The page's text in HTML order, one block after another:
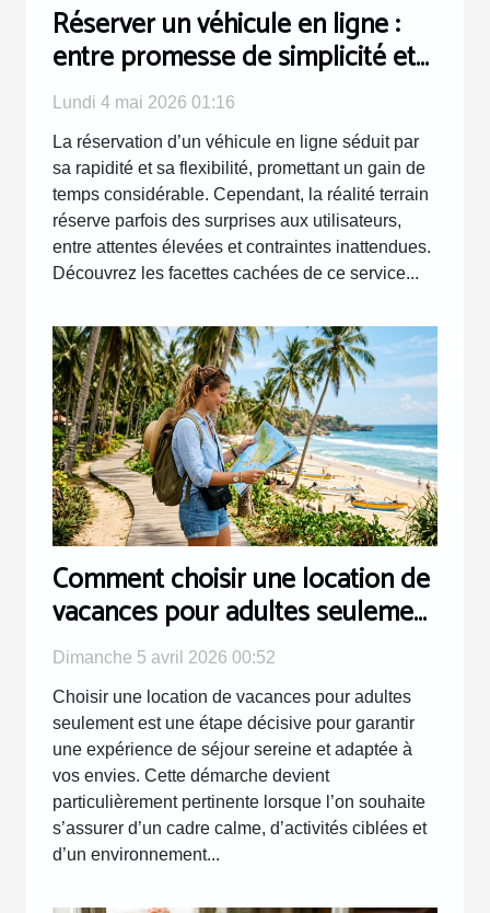
Réserver un véhicule en ligne :
entre promesse de simplicité et
réalité terrain
Lundi 4 mai 2026 01:16
La réservation d’un véhicule en ligne séduit par
sa rapidité et sa flexibilité, promettant un gain de
temps considérable. Cependant, la réalité terrain
réserve parfois des surprises aux utilisateurs,
entre attentes élevées et contraintes inattendues.
Découvrez les facettes cachées de ce service...
Comment choisir une location de
vacances pour adultes seulement
?
Dimanche 5 avril 2026 00:52
Choisir une location de vacances pour adultes
seulement est une étape décisive pour garantir
une expérience de séjour sereine et adaptée à
vos envies. Cette démarche devient
particulièrement pertinente lorsque l’on souhaite
s’assurer d’un cadre calme, d’activités ciblées et
d’un environnement...